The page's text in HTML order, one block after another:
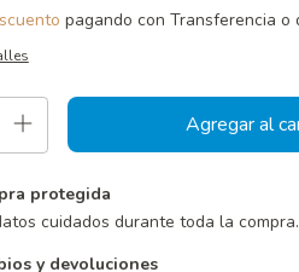
pagando con Transferencia o
protegida
cuidados durante toda la compra.
y devoluciones